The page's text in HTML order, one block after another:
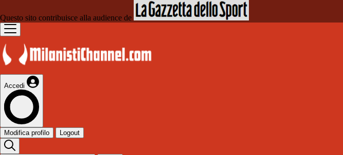
Questo sito contribuisce alla audience de
Accedi
Modifica profilo Logout